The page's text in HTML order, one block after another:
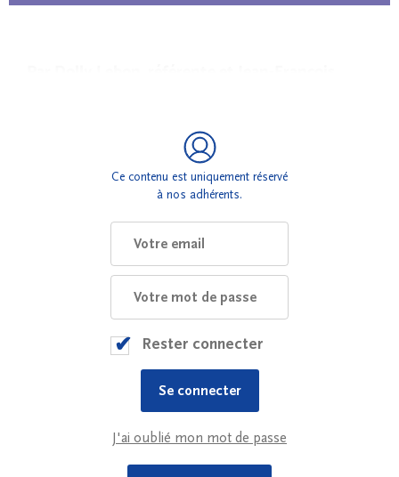
Ce contenu est uniquement réservé
à nos adhérents.
Rester connecter
J'ai oublié mon mot de passe